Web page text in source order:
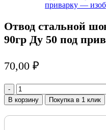
Отвод стальной
90гр Ду 50 под
70,00 ₽
Количество
товара
Отвод
стальной
В корзину Покупка в 1 клик